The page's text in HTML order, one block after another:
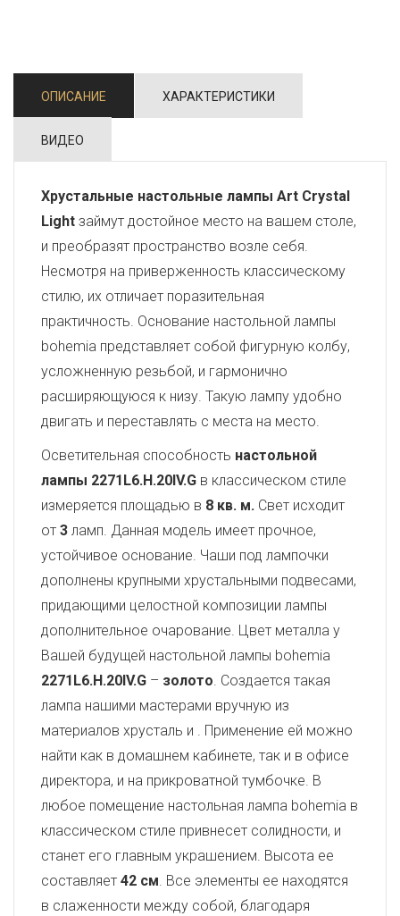
ОПИСАНИЕ ХАРАКТЕРИСТИКИ
ВИДЕО
Хрустальные настольные лампы Art Crystal
Light займут достойное место на вашем столе,
и преобразят пространство возле себя.
Несмотря на приверженность классическому
стилю, их отличает поразительная
практичность. Основание настольной лампы
bohemia представляет собой фигурную колбу,
усложненную резьбой, и гармонично
расширяющуюся к низу. Такую лампу удобно
двигать и переставлять с места на место.
Осветительная способность настольной
лампы 2271L6.H.20IV.G в классическом стиле
измеряется площадью в 8 кв. м. Свет исходит
от 3 ламп. Данная модель имеет прочное,
устойчивое основание. Чаши под лампочки
дополнены крупными хрустальными подвесами,
придающими целостной композиции лампы
дополнительное очарование. Цвет металла у
Вашей будущей настольной лампы bohemia
2271L6.H.20IV.G – золото. Создается такая
лампа нашими мастерами вручную из
материалов хрусталь и . Применение ей можно
найти как в домашнем кабинете, так и в офисе
директора, и на прикроватной тумбочке. В
любое помещение настольная лампа bohemia в
классическом стиле привнесет солидности, и
станет его главным украшением. Высота ее
составляет 42 см. Все элементы ее находятся
в слаженности между собой, благодаря